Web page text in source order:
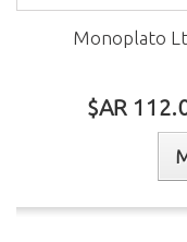
Monoplato
$AR